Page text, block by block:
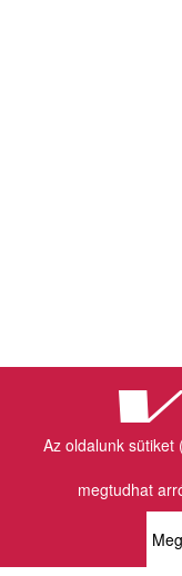
Az oldalunk sütiket
megtudhat